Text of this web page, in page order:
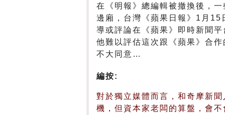
在《明報》總編輯被撤換後，
邊廂，台灣《蘋果日報》1月15
導或評論在《蘋果》即時新聞
他難以評估這次跟《蘋果》合
不大同意…
編按:
對於獨立媒體而言，和奇摩新
機，但資本家老闆的算盤，會